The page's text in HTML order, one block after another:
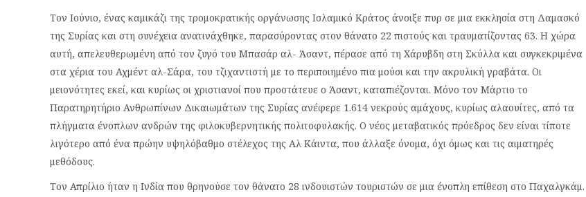
Τον Ιούνιο, ένας καμικάζι της τρομοκρατικής οργάνωσης Ισλαμικό Κράτος άνοιξε πυρ σε μια εκκλησία στη Δαμασκό
της Συρίας και στη συνέχεια ανατινάχθηκε, παρασύροντας στον θάνατο 22 πιστούς και τραυματίζοντας 63. Η χώρα
αυτή, απελευθερωμένη από τον ζυγό του Μπασάρ αλ- Άσαντ, πέρασε από τη Χάρυβδη στη Σκύλλα και συγκεκριμένα
στα χέρια του Αχμέντ αλ-Σάρα, του τζιχαντιστή με το περιποιημένο πια μούσι και την ακρυλική γραβάτα. Οι
μειονότητες εκεί, και κυρίως οι χριστιανοί που προστάτευε ο Άσαντ, καταπιέζονται. Μόνο τον Μάρτιο το
Παρατηρητήριο Ανθρωπίνων Δικαιωμάτων της Συρίας ανέφερε 1.614 νεκρούς αμάχους, κυρίως αλαουίτες, από τα
πλήγματα ένοπλων ανδρών της φιλοκυβερνητικής πολιτοφυλακής. Ο νέος μεταβατικός πρόεδρος δεν είναι τίποτε
λιγότερο από ένα πρώην υψηλόβαθμο στέλεχος της Αλ Κάιντα, που άλλαξε όνομα, όχι όμως και τις αιματηρές
μεθόδους.
Τον Απρίλιο ήταν η Ινδία που θρηνούσε τον θάνατο 28 ινδουιστών τουριστών σε μια ένοπλη επίθεση στο Παχαλγκάμ.